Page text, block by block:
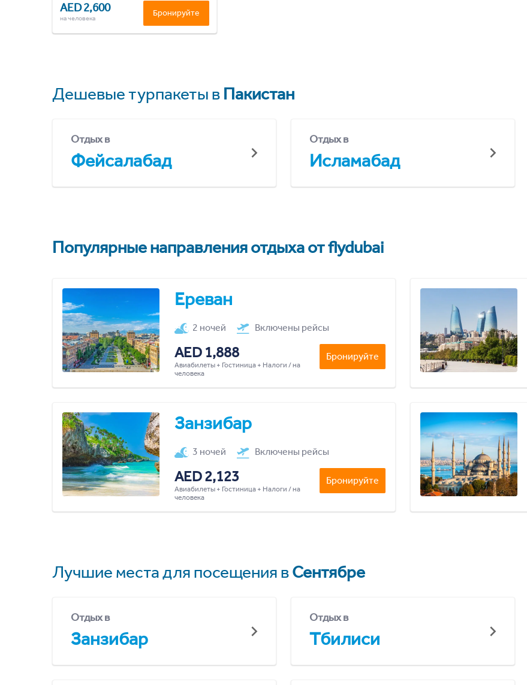
AED 2,600
на человека
Бронируйте
Дешевые турпакеты в Пакистан
Отдых в
Фейсалабад
Отдых в
Исламабад
Популярные направления отдыха от flydubai
Ереван
2 ночей Включены рейсы
AED 1,888
Авиабилеты + Гостиница + Налоги / на
человека
Бронируйте
Занзибар
3 ночей Включены рейсы
AED 2,123
Авиабилеты + Гостиница + Налоги / на
человека
Бронируйте
Лучшие места для посещения вСентябре
Отдых в
Занзибар
Отдых в
Тбилиси